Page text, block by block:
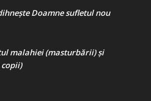
Doamne sufletul nou
malahiei (masturbării) şi